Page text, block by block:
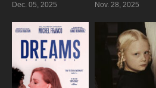
Dec. 05, 2025 Nov. 28, 2025